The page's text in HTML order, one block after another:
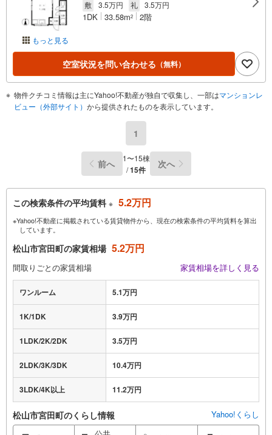
もっと見る
敷 3.5万円 礼 3.5万円
1DK 33.58m2 2階
空室状況を問い合わせる （無料）
物件クチコミ情報は主にYahoo!不動産が独自で収集し、一部はマンションレ
ビュー（外部サイト） から提供されたものを表示しています。
1
前へ
1〜15棟
/15件 次へ
この検索条件の平均賃料 ※ 5.2万円
※Yahoo!不動産に掲載されている賃貸物件から、現在の検索条件の平均賃料を算出
しています。
松山市宮田町の家賃相場 5.2万円
間取りごとの家賃相場 家賃相場を詳しく見る
ワンルーム 5.1万円
1K/1DK 3.9万円
1LDK/2K/2DK 3.5万円
2LDK/3K/3DK 10.4万円
3LDK/4K以上 11.2万円
松山市宮田町のくらし情報 Yahoo!くらし